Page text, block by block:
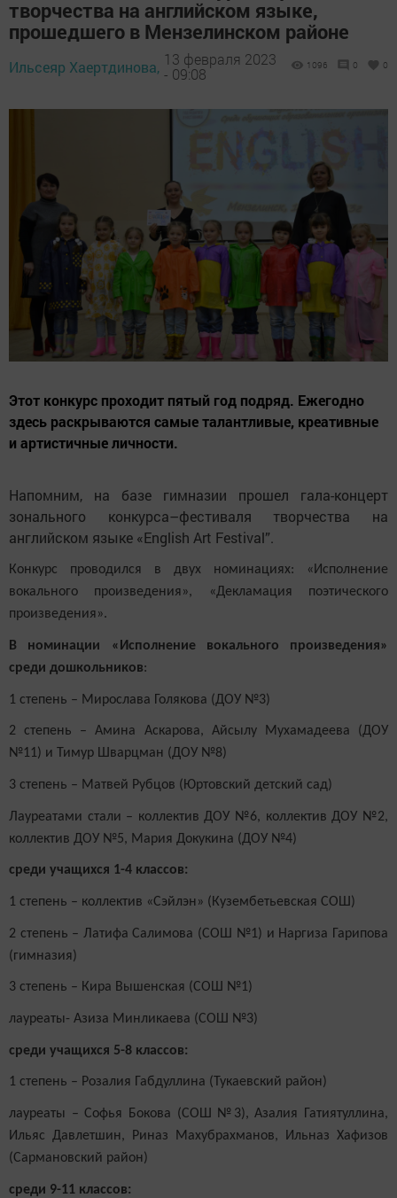
творчества на английском языке,
прошедшего в Мензелинском районе
Ильсеяр Хаертдинова, 13 февраля 2023
- 09:08
1096 0 0
Этот конкурс проходит пятый год подряд. Ежегодно
здесь раскрываются самые талантливые, креативные
и артистичные личности.
Напомним, на базе гимназии прошел гала-концерт
зонального конкурса–фестиваля творчества на
английском языке «English Art Festival”.
Конкурс проводился в двух номинациях: «Исполнение
вокального произведения», «Декламация поэтического
произведения».
В номинации «Исполнение вокального произведения»
среди дошкольников:
1 степень – Мирослава Голякова (ДОУ №3)
2 степень – Амина Аскарова, Айсылу Мухамадеева (ДОУ
№11) и Тимур Шварцман (ДОУ №8)
3 степень – Матвей Рубцов (Юртовский детский сад)
Лауреатами стали – коллектив ДОУ №6, коллектив ДОУ №2,
коллектив ДОУ №5, Мария Докукина (ДОУ №4)
среди учащихся 1-4 классов:
1 степень – коллектив «Сэйлэн» (Кузембетьевская СОШ)
2 степень – Латифа Салимова (СОШ №1) и Наргиза Гарипова
(гимназия)
3 степень – Кира Вышенская (СОШ №1)
лауреаты- Азиза Минликаева (СОШ №3)
среди учащихся 5-8 классов:
1 степень – Розалия Габдуллина (Тукаевский район)
лауреаты – Софья Бокова (СОШ №3), Азалия Гатиятуллина,
Ильяс Давлетшин, Риназ Махубрахманов, Ильназ Хафизов
(Сармановский район)
среди 9-11 классов: